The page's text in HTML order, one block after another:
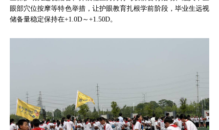
眼部穴位按摩等特色举措，让护眼教育扎根学前阶段，毕业生远视
储备量稳定保持在+1.0D～+1.50D。